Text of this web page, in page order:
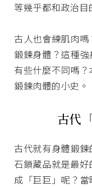
等幾乎都和政治目
古人也會練肌肉
鍛鍊身體？這種
有些什麼不同嗎
鍛鍊肉體的小史。
古代
古代就有身體鍛
石鎖藏品就是最
成「巨巨」呢？